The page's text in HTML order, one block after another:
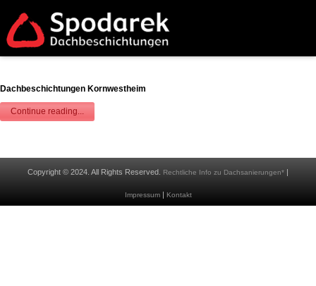
Dachbeschichtungen Kornwestheim
Continue reading...
Copyright © 2024. All Rights Reserved. Rechtliche Info zu Dachsanierungen* |
Impressum| Kontakt